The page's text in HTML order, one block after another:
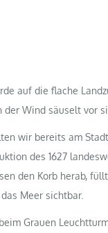
auf die flache
Wind säuselt vor
wir bereits am
des 1627
den Korb herab,
Meer sichtbar.
Grauen